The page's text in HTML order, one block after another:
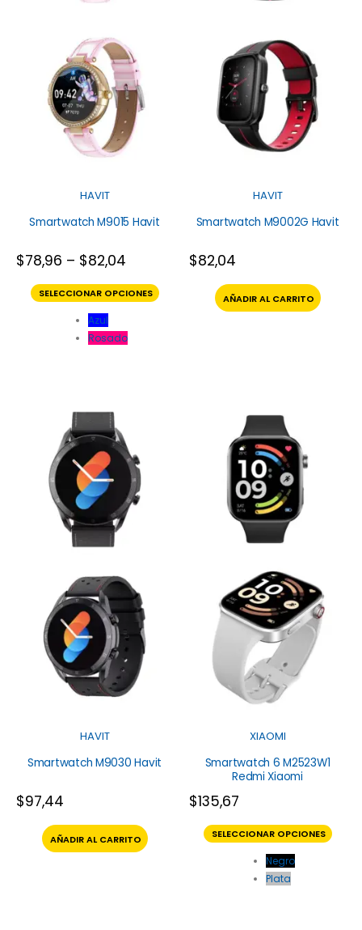
HAVIT
Smartwatch M9015 Havit
$78,96 – $82,04
SELECCIONAR OPCIONES
Azul
Rosado
HAVIT
Smartwatch M9002G Havit
$82,04
AÑADIR AL CARRITO
HAVIT
Smartwatch M9030 Havit
$97,44
AÑADIR AL CARRITO
XIAOMI
Smartwatch 6 M2523W1
Redmi Xiaomi
$135,67
SELECCIONAR OPCIONES
Negro
Plata